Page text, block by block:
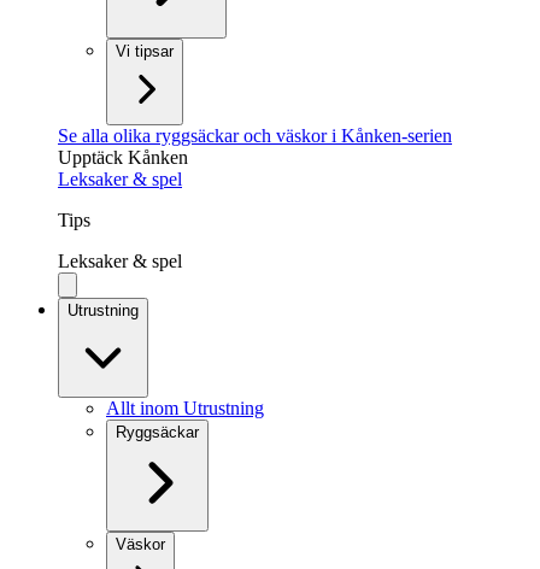
Vi tipsar
Se alla olika ryggsäckar och väskor i Kånken-serien
Upptäck Kånken
Leksaker & spel
Tips
Leksaker & spel
Utrustning
Allt inom Utrustning
Ryggsäckar
Väskor